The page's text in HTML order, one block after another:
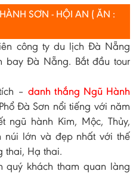
SƠN - HỘI AN ( ĂN :
công ty du lịch Đà Nẵng
bay Đà Nẵng. Bắt đầu tour
– danh thắng Ngũ Hành
Đà Sơn nổi tiếng với năm
ngũ hành Kim, Mộc, Thủy,
núi lớn và đẹp nhất với thế
thai, Hạ thai.
quý khách tham quan làng